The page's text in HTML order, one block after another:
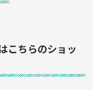
こちらのショッ